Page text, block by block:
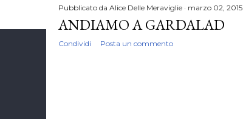
Pubblicato da Alice Delle Meraviglie marzo 02, 2015
ANDIAMO A GARDALAD
Condividi Posta un commento